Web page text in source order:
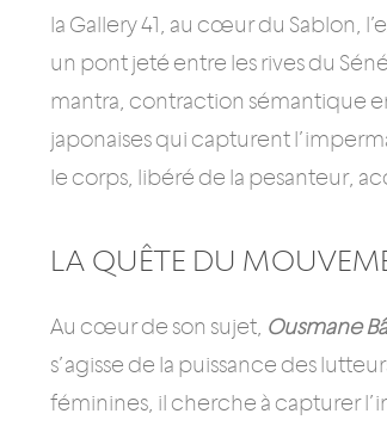
la Gallery 41, au cœur du Sablon,
un pont jeté entre les rives du
mantra, contraction sémantique
japonaises qui capturent
le corps, libéré de la pesanteur,
LA QUÊTE DU
Au cœur de son sujet, Ousmane
s’agisse de la puissance des
féminines, il cherche à capturer